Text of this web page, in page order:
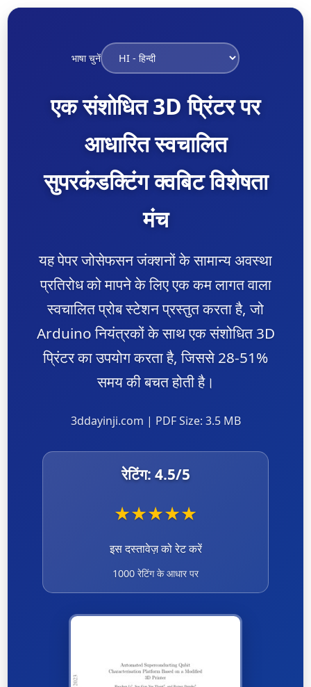
भाषा चुनें
एक संशोधित 3D प्रिंटर पर
आधारित स्वचालित
सुपरकंडक्टिंग क्वबिट विशेषता
मंच
यह पेपर जोसेफसन जंक्शनों के सामान्य अवस्था
प्रतिरोध को मापने के लिए एक कम लागत वाला
स्वचालित प्रोब स्टेशन प्रस्तुत करता है, जो
Arduino नियंत्रकों के साथ एक संशोधित 3D
प्रिंटर का उपयोग करता है, जिससे 28-51%
समय की बचत होती है।
3ddayinji.com | PDF Size: 3.5 MB
रेटिंग: 4.5/5
★★★★★
इस दस्तावेज़ को रेट करें
1000 रेटिंग के आधार पर